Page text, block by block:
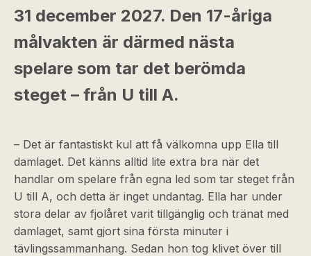
31 december 2027. Den 17-åriga
målvakten är därmed nästa
spelare som tar det berömda
steget – från U till A.
– Det är fantastiskt kul att få välkomna upp Ella till
damlaget. Det känns alltid lite extra bra när det
handlar om spelare från egna led som tar steget från
U till A, och detta är inget undantag. Ella har under
stora delar av fjolåret varit tillgänglig och tränat med
damlaget, samt gjort sina första minuter i
tävlingssammanhang. Sedan hon tog klivet över till